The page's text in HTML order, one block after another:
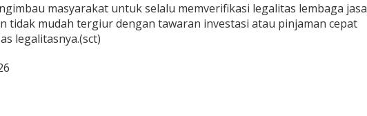
masyarakat untuk selalu memverifikasi legalitas lembaga jasa
tidak mudah tergiur dengan tawaran investasi atau pinjaman cepat
legalitasnya.(sct)